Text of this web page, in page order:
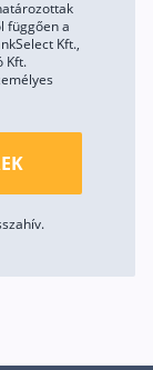
függően a
Kft.,
Kft.